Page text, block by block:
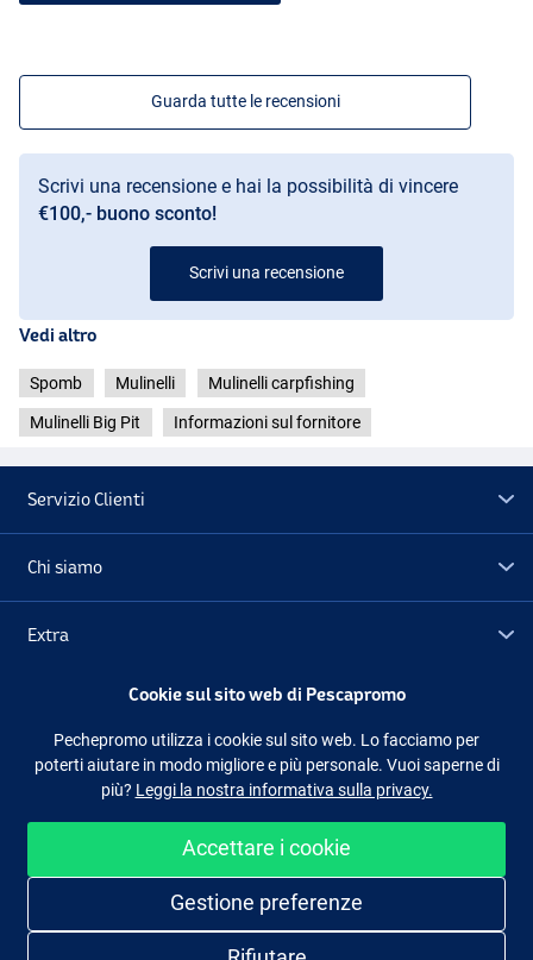
Guarda tutte le recensioni
Scrivi una recensione e hai la possibilità di vincere
€100,- buono sconto!
Scrivi una recensione
Vedi altro
Spomb Mulinelli Mulinelli carpfishing
Mulinelli Big Pit Informazioni sul fornitore
Servizio Clienti
Chi siamo
Extra
Seguici Facebook Instagram
Shopping facile e sicuro
Cookie sul sito web di Pescapromo
Pechepromo utilizza i cookie sul sito web. Lo facciamo per
poterti aiutare in modo migliore e più personale. Vuoi saperne di
più? Leggi la nostra informativa sulla privacy.
Accettare i cookie
Gestione preferenze